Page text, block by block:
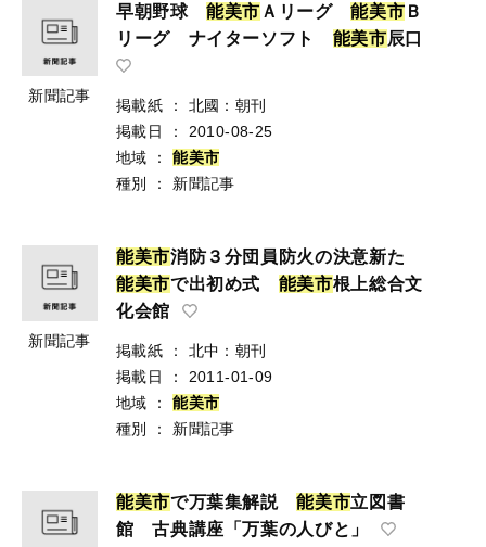
新聞記事
早朝野球能美市 Ａリーグ能美市 Ｂ
リーグ ナイターソフト 能美市辰口
掲載紙 ：
北國：朝刊
掲載日
：
2010-08-25
地域
： 能美市
種別
： 新聞記事
新聞記事
能美市消防３分団員防火の決意新た
能美市で出初め式 能美市根上総合文
化会館
掲載紙 ：
北中：朝刊
掲載日
：
2011-01-09
地域
： 能美市
種別
： 新聞記事
能美市で万葉集解説能美市立図書
館 古典講座「万葉の人びと」